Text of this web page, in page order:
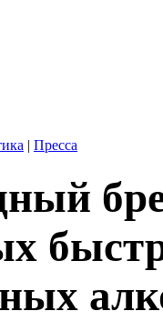
| Пресса